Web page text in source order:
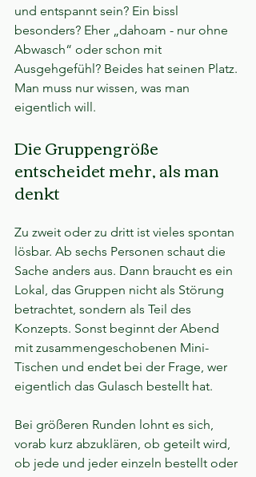
und entspannt sein? Ein bissl
besonders? Eher „dahoam - nur ohne
Abwasch“ oder schon mit
Ausgehgefühl? Beides hat seinen Platz.
Man muss nur wissen, was man
eigentlich will.
Die Gruppengröße
entscheidet mehr, als man
denkt
Zu zweit oder zu dritt ist vieles spontan
lösbar. Ab sechs Personen schaut die
Sache anders aus. Dann braucht es ein
Lokal, das Gruppen nicht als Störung
betrachtet, sondern als Teil des
Konzepts. Sonst beginnt der Abend
mit zusammengeschobenen Mini-
Tischen und endet bei der Frage, wer
eigentlich das Gulasch bestellt hat.
Bei größeren Runden lohnt es sich,
vorab kurz abzuklären, ob geteilt wird,
ob jede und jeder einzeln bestellt oder